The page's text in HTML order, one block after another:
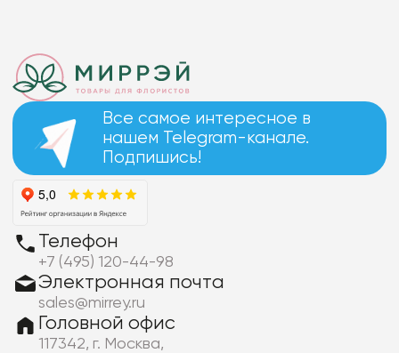
Все самое интересное в
нашем Telegram-канале.
Подпишись!
Телефон
+7 (495) 120-44-98
Электронная почта
sales@mirrey.ru
Головной офис
117342, г. Москва,